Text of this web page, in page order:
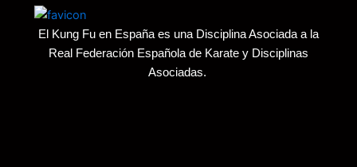
El Kung Fu en España es una Disciplina Asociada a la
Real Federación Española de Karate y Disciplinas
Asociadas.